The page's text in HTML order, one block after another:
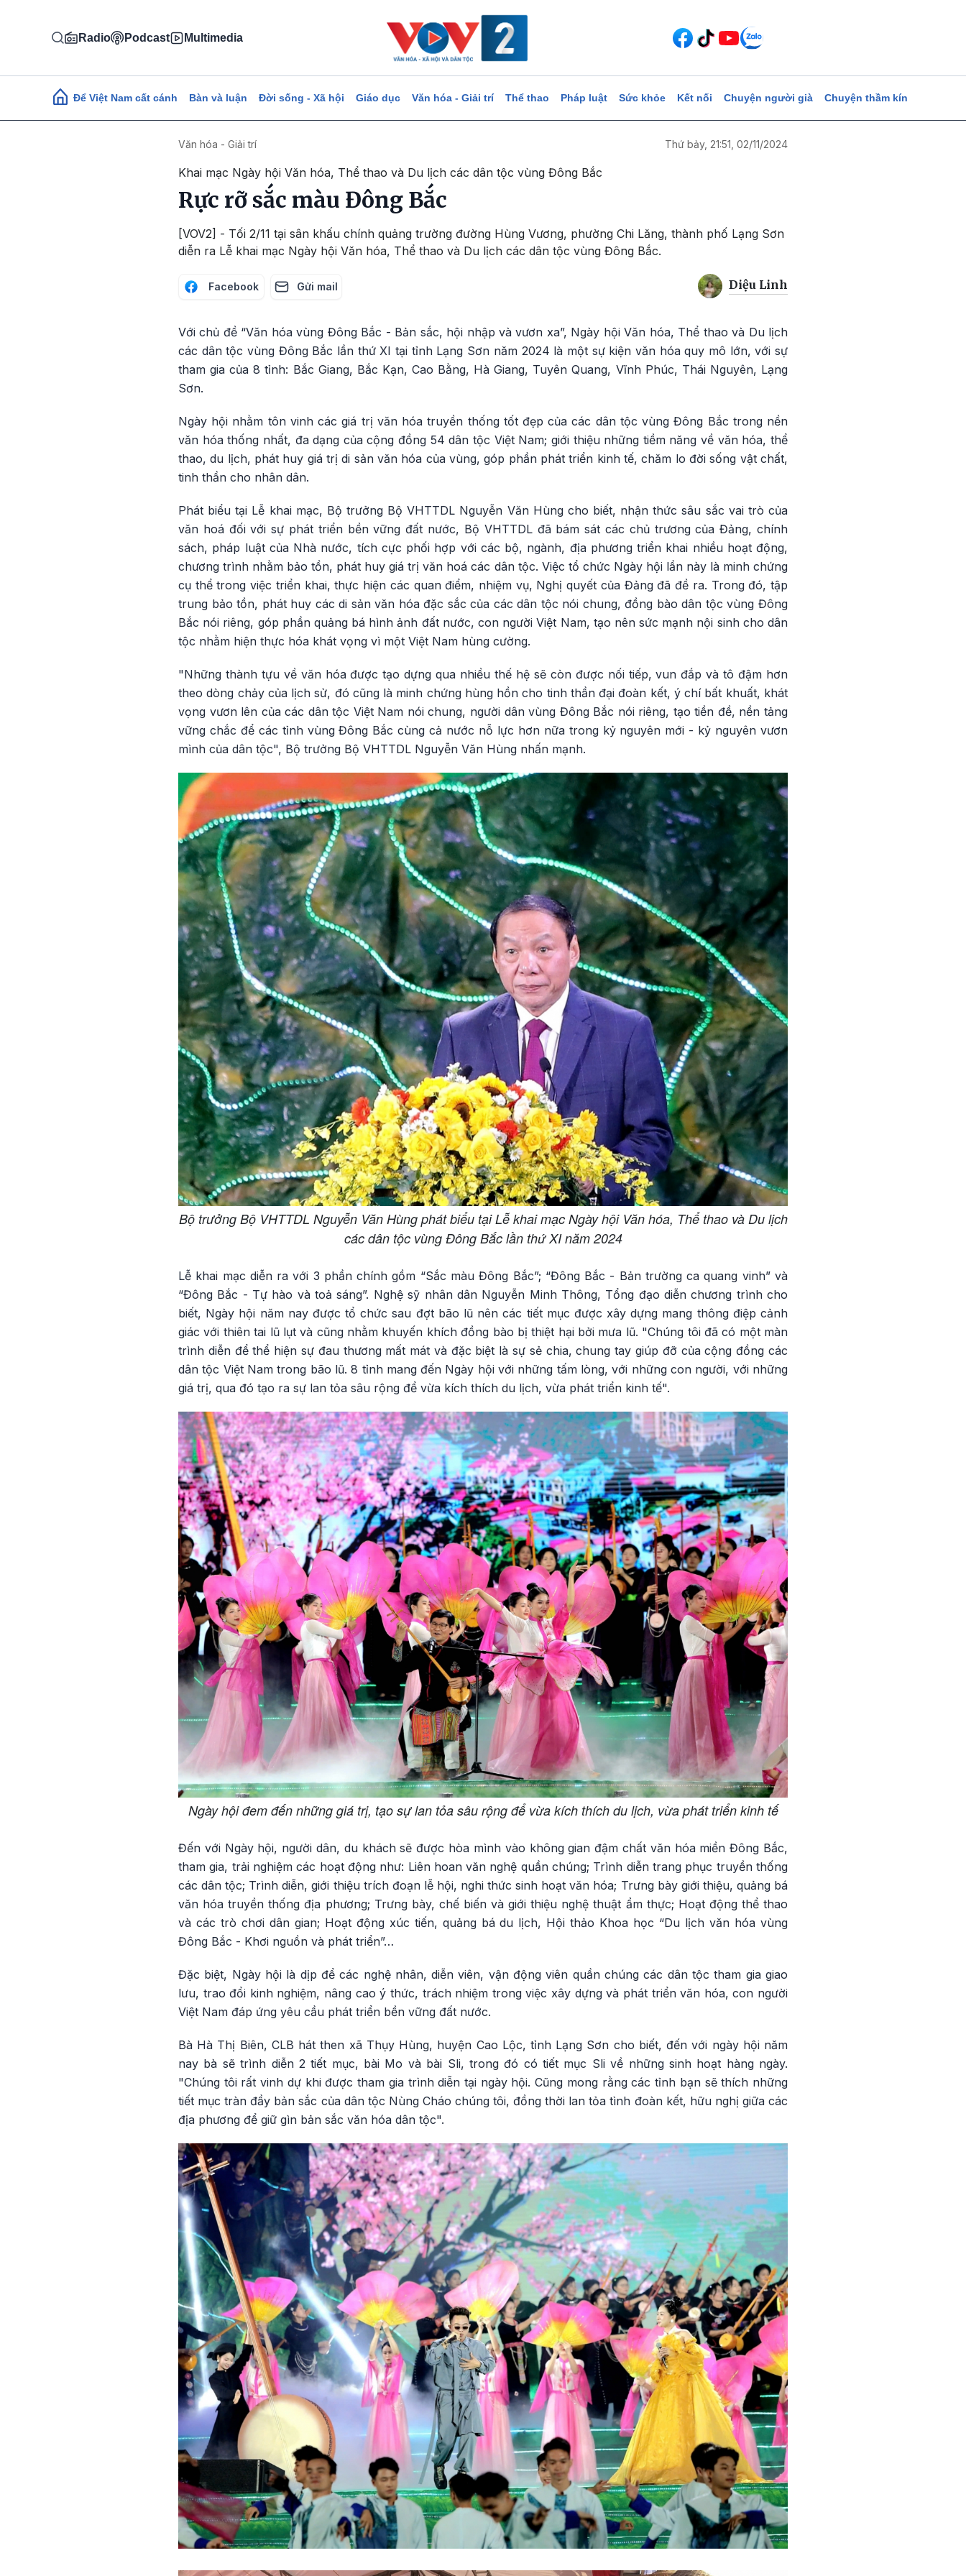
Radio Podcast Multimedia
Main navigation
Để Việt Nam cất cánh Bàn và luận Đời sống - Xã hội Giáo dục Văn hóa - Giải trí Thể thao Pháp luật Sức khỏe Kết nối Chuyện người già Chuyện thầm kín
Văn hóa - Giải trí Thứ bảy, 21:51, 02/11/2024
Khai mạc Ngày hội Văn hóa, Thể thao và Du lịch các dân tộc vùng Đông Bắc
Rực rỡ sắc màu Đông Bắc
[VOV2] - Tối 2/11 tại sân khấu chính quảng trường đường Hùng Vương, phường Chi Lăng, thành phố Lạng Sơn
diễn ra Lễ khai mạc Ngày hội Văn hóa, Thể thao và Du lịch các dân tộc vùng Đông Bắc.
Facebook Gửi mail Diệu Linh
Với chủ đề “Văn hóa vùng Đông Bắc - Bản sắc, hội nhập và vươn xa”, Ngày hội Văn hóa, Thể thao và Du lịch
các dân tộc vùng Đông Bắc lần thứ XI tại tỉnh Lạng Sơn năm 2024 là một sự kiện văn hóa quy mô lớn, với sự
tham gia của 8 tỉnh: Bắc Giang, Bắc Kạn, Cao Bằng, Hà Giang, Tuyên Quang, Vĩnh Phúc, Thái Nguyên, Lạng
Sơn.
Ngày hội nhằm tôn vinh các giá trị văn hóa truyền thống tốt đẹp của các dân tộc vùng Đông Bắc trong nền
văn hóa thống nhất, đa dạng của cộng đồng 54 dân tộc Việt Nam; giới thiệu những tiềm năng về văn hóa, thể
thao, du lịch, phát huy giá trị di sản văn hóa của vùng, góp phần phát triển kinh tế, chăm lo đời sống vật chất,
tinh thần cho nhân dân.
Phát biểu tại Lễ khai mạc, Bộ trưởng Bộ VHTTDL Nguyễn Văn Hùng cho biết, nhận thức sâu sắc vai trò của
văn hoá đối với sự phát triển bền vững đất nước, Bộ VHTTDL đã bám sát các chủ trương của Đảng, chính
sách, pháp luật của Nhà nước, tích cực phối hợp với các bộ, ngành, địa phương triển khai nhiều hoạt động,
chương trình nhằm bảo tồn, phát huy giá trị văn hoá các dân tộc. Việc tổ chức Ngày hội lần này là minh chứng
cụ thể trong việc triển khai, thực hiện các quan điểm, nhiệm vụ, Nghị quyết của Đảng đã đề ra. Trong đó, tập
trung bảo tồn, phát huy các di sản văn hóa đặc sắc của các dân tộc nói chung, đồng bào dân tộc vùng Đông
Bắc nói riêng, góp phần quảng bá hình ảnh đất nước, con người Việt Nam, tạo nên sức mạnh nội sinh cho dân
tộc nhằm hiện thực hóa khát vọng vì một Việt Nam hùng cường.
"Những thành tựu về văn hóa được tạo dựng qua nhiều thế hệ sẽ còn được nối tiếp, vun đắp và tô đậm hơn
theo dòng chảy của lịch sử, đó cũng là minh chứng hùng hồn cho tinh thần đại đoàn kết, ý chí bất khuất, khát
vọng vươn lên của các dân tộc Việt Nam nói chung, người dân vùng Đông Bắc nói riêng, tạo tiền đề, nền tảng
vững chắc để các tỉnh vùng Đông Bắc cùng cả nước nỗ lực hơn nữa trong kỷ nguyên mới - kỷ nguyên vươn
mình của dân tộc", Bộ trưởng Bộ VHTTDL Nguyễn Văn Hùng nhấn mạnh.
Bộ trưởng Bộ VHTTDL Nguyễn Văn Hùng phát biểu tại Lễ khai mạc Ngày hội Văn hóa, Thể thao và Du lịch
các dân tộc vùng Đông Bắc lần thứ XI năm 2024
Lễ khai mạc diễn ra với 3 phần chính gồm “Sắc màu Đông Bắc”; “Đông Bắc - Bản trường ca quang vinh” và
“Đông Bắc - Tự hào và toả sáng”. Nghệ sỹ nhân dân Nguyễn Minh Thông, Tổng đạo diễn chương trình cho
biết, Ngày hội năm nay được tổ chức sau đợt bão lũ nên các tiết mục được xây dựng mang thông điệp cảnh
giác với thiên tai lũ lụt và cũng nhằm khuyến khích đồng bào bị thiệt hại bởi mưa lũ. "Chúng tôi đã có một màn
trình diễn để thể hiện sự đau thương mất mát và đặc biệt là sự sẻ chia, chung tay giúp đỡ của cộng đồng các
dân tộc Việt Nam trong bão lũ. 8 tỉnh mang đến Ngày hội với những tấm lòng, với những con người, với những
giá trị, qua đó tạo ra sự lan tỏa sâu rộng để vừa kích thích du lịch, vừa phát triển kinh tế".
Ngày hội đem đến những giá trị, tạo sự lan tỏa sâu rộng để vừa kích thích du lịch, vừa phát triển kinh tế
Đến với Ngày hội, người dân, du khách sẽ được hòa mình vào không gian đậm chất văn hóa miền Đông Bắc,
tham gia, trải nghiệm các hoạt động như: Liên hoan văn nghệ quần chúng; Trình diễn trang phục truyền thống
các dân tộc; Trình diễn, giới thiệu trích đoạn lễ hội, nghi thức sinh hoạt văn hóa; Trưng bày giới thiệu, quảng bá
văn hóa truyền thống địa phương; Trưng bày, chế biến và giới thiệu nghệ thuật ẩm thực; Hoạt động thể thao
và các trò chơi dân gian; Hoạt động xúc tiến, quảng bá du lịch, Hội thảo Khoa học “Du lịch văn hóa vùng
Đông Bắc - Khơi nguồn và phát triển”…
Đặc biệt, Ngày hội là dịp để các nghệ nhân, diễn viên, vận động viên quần chúng các dân tộc tham gia giao
lưu, trao đổi kinh nghiệm, nâng cao ý thức, trách nhiệm trong việc xây dựng và phát triển văn hóa, con người
Việt Nam đáp ứng yêu cầu phát triển bền vững đất nước.
Bà Hà Thị Biên, CLB hát then xã Thụy Hùng, huyện Cao Lộc, tỉnh Lạng Sơn cho biết, đến với ngày hội năm
nay bà sẽ trình diễn 2 tiết mục, bài Mo và bài Sli, trong đó có tiết mục Sli về những sinh hoạt hàng ngày.
"Chúng tôi rất vinh dự khi được tham gia trình diễn tại ngày hội. Cũng mong rằng các tỉnh bạn sẽ thích những
tiết mục tràn đầy bản sắc của dân tộc Nùng Cháo chúng tôi, đồng thời lan tỏa tình đoàn kết, hữu nghị giữa các
địa phương để giữ gìn bản sắc văn hóa dân tộc".